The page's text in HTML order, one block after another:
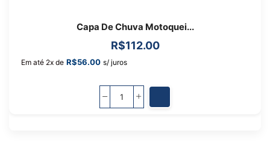
Capa De Chuva Motoquei...
R$112.00
Em até 2x de R$56.00 s/ juros